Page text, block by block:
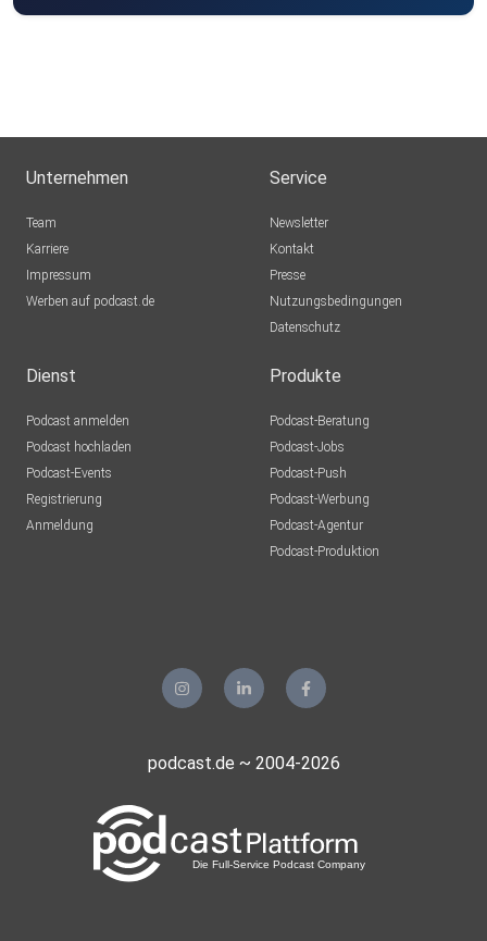
Jeden Mittwoch eine neue Folge
Unternehmen
Team
Karriere
Impressum
Werben auf podcast.de
Service
Newsletter
Kontakt
Presse
Nutzungsbedingungen
Datenschutz
Dienst
Podcast anmelden
Podcast hochladen
Podcast-Events
Registrierung
Anmeldung
Produkte
Podcast-Beratung
Podcast-Jobs
Podcast-Push
Podcast-Werbung
Podcast-Agentur
Podcast-Produktion
podcast.de ~ 2004-2026